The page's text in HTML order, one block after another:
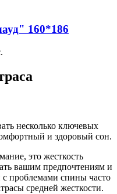
160*186
несколько ключевых
и здоровый сон.
это жесткость
вашим предпочтениям и
с проблемами спины часто
средней жесткости.